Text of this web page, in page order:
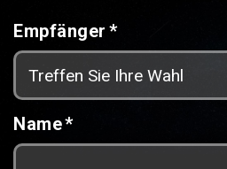
Empfänger *
Name*